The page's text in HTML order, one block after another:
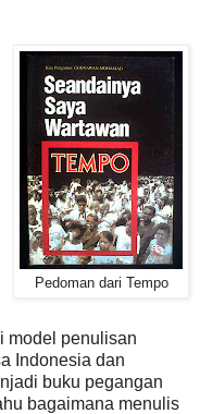
Pedoman dari Tempo
model penulisan
Indonesia dan
buku pegangan
bagaimana menulis